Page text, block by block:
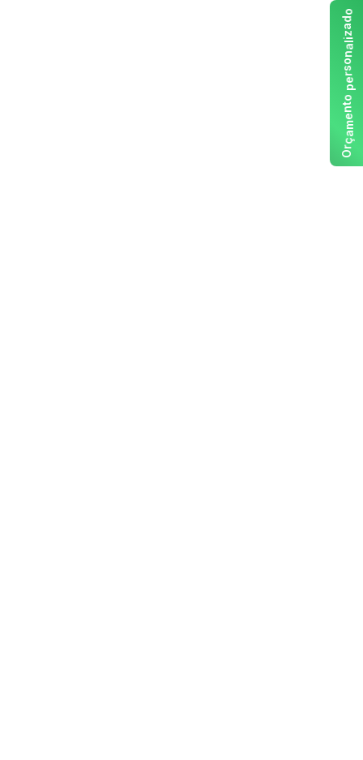
O
r
ç
a
m
e
n
t
o
p
e
r
s
o
n
a
l
i
z
a
d
o